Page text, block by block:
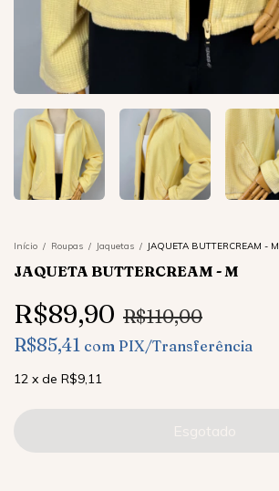
Início / Roupas / Jaquetas / JAQUETA BUTTERCREAM - M
JAQUETA BUTTERCREAM - M
R$89,90 R$110,00
R$85,41 com PIX/Transferência
12 x de R$9,11